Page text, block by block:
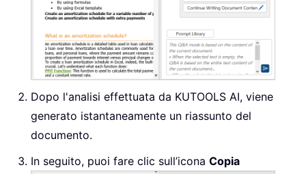
Dopo l'analisi effettuata da KUTOOLS AI, viene
generato istantaneamente un riassunto del
documento.
In seguito, puoi fare clic sull’icona Copia